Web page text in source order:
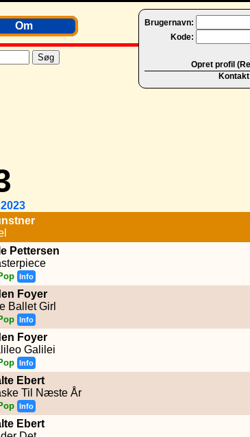
Brugernavn:
Kode:
Opret profil
Kontakt
Om
Pettersen
Info
Foyer
Ballet Girl
Info
Foyer
Galilei
Info
Ebert
Til Næste År
Info
Ebert